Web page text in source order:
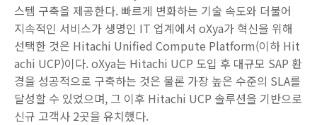
스템 구축을 제공한다. 빠르게 변화하는 기술 속도와 더불어
지속적인 서비스가 생명인 IT 업계에서 oXya가 혁신을 위해
선택한 것은 Hitachi Unified Compute Platform(이하 Hit
achi UCP)이다. oXya는 Hitachi UCP 도입 후 대규모 SAP 환
경을 성공적으로 구축하는 것은 물론 가장 높은 수준의 SLA를
달성할 수 있었으며, 그 이후 Hitachi UCP 솔루션을 기반으로
신규 고객사 2곳을 유치했다.